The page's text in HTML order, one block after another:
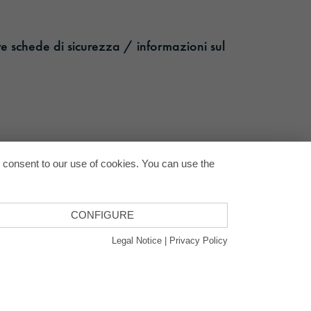
schede di sicurezza / informazioni sul
to our use of cookies. You can use the
CONFIGURE
Legal Notice Privacy Policy